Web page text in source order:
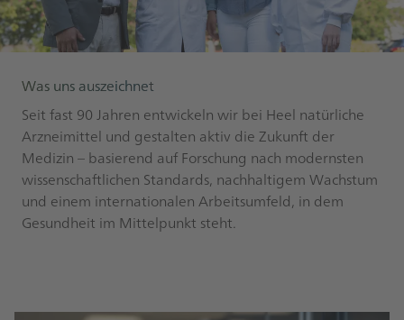
Was uns auszeichnet
Seit fast 90 Jahren entwickeln wir bei Heel natürliche
Arzneimittel und gestalten aktiv die Zukunft der
Medizin – basierend auf Forschung nach modernsten
wissenschaftlichen Standards, nachhaltigem Wachstum
und einem internationalen Arbeitsumfeld, in dem
Gesundheit im Mittelpunkt steht.